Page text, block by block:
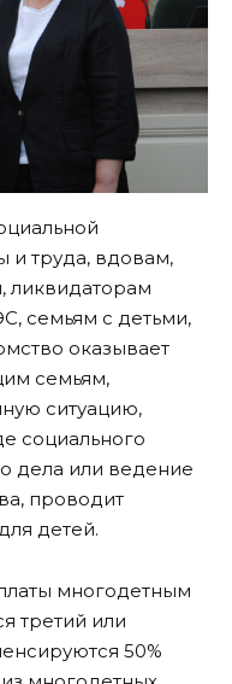
и труда, вдовам,
ликвидаторам
семьям с детьми,
оказывает
семьям,
ситуацию,
социального
дела или ведение
проводит
детей.
многодетным
третий или
50%